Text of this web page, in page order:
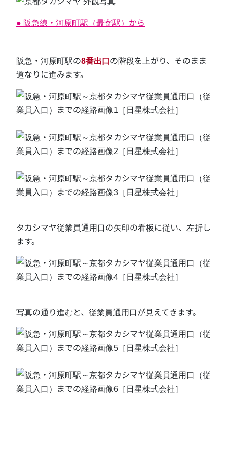
● 阪急線・河原町駅（最寄駅）から
阪急・河原町駅の8番出口の階段を上がり、そのまま
道なりに進みます。
タカシマヤ従業員通用口の矢印の看板に従い、左折し
ます。
写真の通り進むと、従業員通用口が見えてきます。